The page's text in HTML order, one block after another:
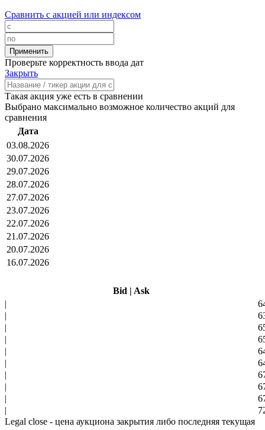
Сравнить с акцией или индексом
Проверьте корректность ввода дат
Закрыть
Такая акция уже есть в сравнении
Выбрано максимально возможное количество акций для
сравнения
Дата
03.08.2026
30.07.2026
29.07.2026
28.07.2026
27.07.2026
23.07.2026
22.07.2026
21.07.2026
20.07.2026
16.07.2026
Bid | Ask
|
|
|
|
|
|
|
|
|
|
Legal close - цена аукциона закрытия либо последняя текущая